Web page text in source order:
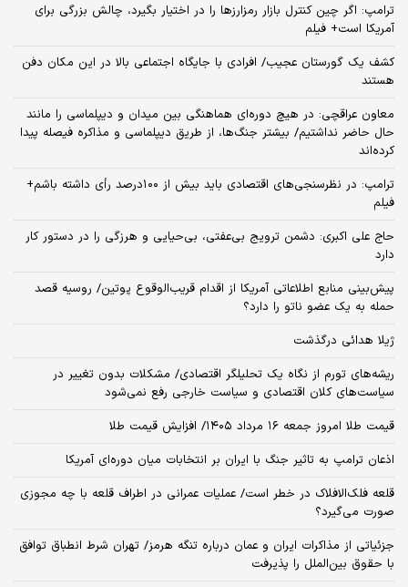
ترامپ: اگر چین کنترل بازار رمزارزها را در اختیار بگیرد، چالش بزرگی برای
آمریکا است+ فیلم
کشف یک گورستان عجیب/ افرادی با جایگاه اجتماعی بالا در این مکان دفن
هستند
معاون عراقچی: در هیچ دوره‌ای هماهنگی بین میدان و دیپلماسی را مانند
حال حاضر نداشتیم/ بیشتر جنگ‌ها، از طریق دیپلماسی و مذاکره فیصله پیدا
کرده‌اند
ترامپ: در نظرسنجی‌های اقتصادی باید بیش از ۱۰۰درصد رأی داشته باشم+
فیلم
حاج علی اکبری: دشمن ترویج بی‌عفتی، بی‌حیایی و هرزگی را در دستور کار
دارد
پیش‌بینی منابع اطلاعاتی آمریکا از اقدام قریب‌الوقوع پوتین/ روسیه قصد
حمله به یک عضو ناتو را دارد؟
ژیلا هدائی درگذشت
ریشه‌های تورم از نگاه یک تحلیلگر اقتصادی/ مشکلات بدون تغییر در
سیاست‌های کلان اقتصادی و سیاست خارجی رفع نمی‌شود
قیمت طلا امروز جمعه ۱۶ مرداد ۱۴۰۵/ افزایش قیمت طلا
اذعان ترامپ به تاثیر جنگ با ایران بر انتخابات میان دوره‌ای آمریکا
قلعه فلک‌الافلاک در خطر است/ عملیات عمرانی در اطراف قلعه با چه مجوزی
صورت می‌گیرد؟
جزئیاتی از مذاکرات ایران و عمان درباره تنگه هرمز/ تهران شرط انطباق توافق
با حقوق بین‌الملل را پذیرفت